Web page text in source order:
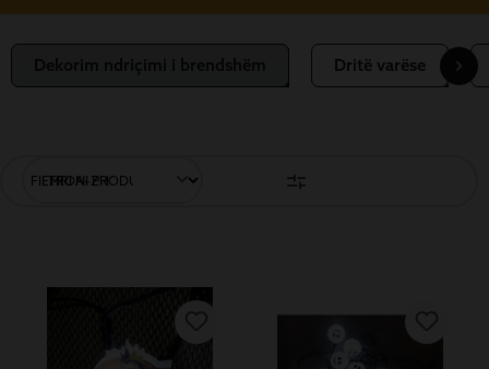
Dritë varëse
FILTRONI PRODUKTET